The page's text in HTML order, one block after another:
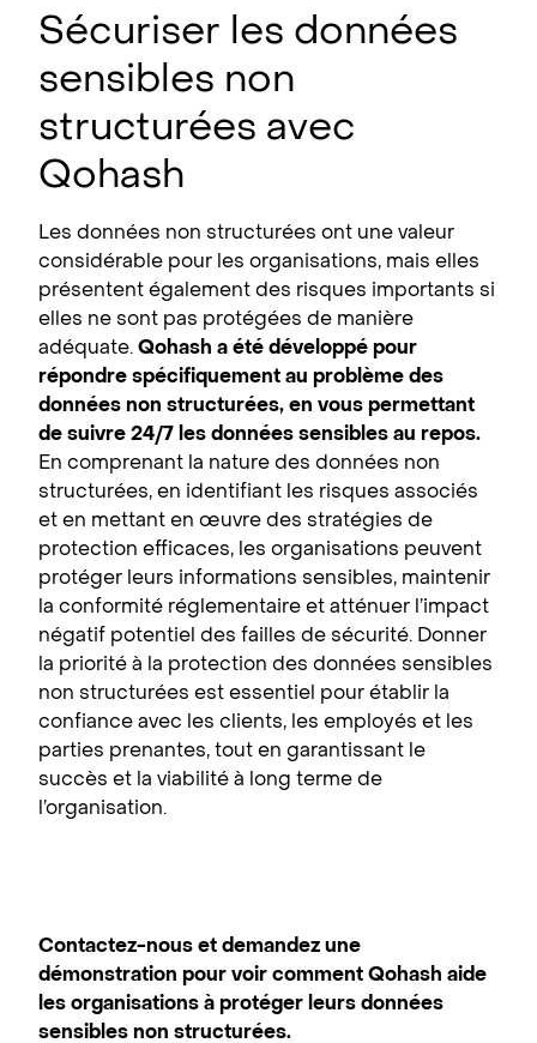
Sécuriser les données
sensibles non
structurées avec
Qohash
Les données non structurées ont une valeur
considérable pour les organisations, mais elles
présentent également des risques importants si
elles ne sont pas protégées de manière
adéquate.Qohash a été développé pour
répondre spécifiquement au problème des
données non structurées, en vous permettant
de suivre 24/7 les données sensibles au repos.
En comprenant la nature des données non
structurées, en identifiant les risques associés
et en mettant en œuvre des stratégies de
protection efficaces, les organisations peuvent
protéger leurs informations sensibles, maintenir
la conformité réglementaire et atténuer l’impact
négatif potentiel des failles de sécurité. Donner
la priorité à la protection des données sensibles
non structurées est essentiel pour établir la
confiance avec les clients, les employés et les
parties prenantes, tout en garantissant le
succès et la viabilité à long terme de
l’organisation.
Contactez-nous et demandez une
démonstration pour voir comment Qohash aide
les organisations à protéger leurs données
sensibles non structurées.